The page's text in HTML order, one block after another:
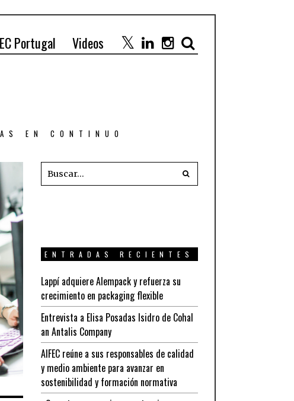
Portugal Videos
EN CONTINUO
ENTRADAS RECIENTES
Lappí adquiere Alempack y refuerza su
crecimiento en packaging flexible
Entrevista a Elisa Posadas Isidro de Cohal
an Antalis Company
AIFEC reúne a sus responsables de calidad
y medio ambiente para avanzar en
sostenibilidad y formación normativa